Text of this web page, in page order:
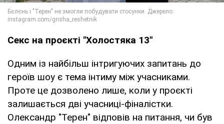
Секс на проєкті "Холостяка 13"
Одним із найбільш інтригуючих запитань до
героїв шоу є тема інтиму між учасниками.
Проте це дозволено лише, коли у проєкті
залишається дві учасниці-фіналістки.
Олександр "Терен" відповів на питання, чи був